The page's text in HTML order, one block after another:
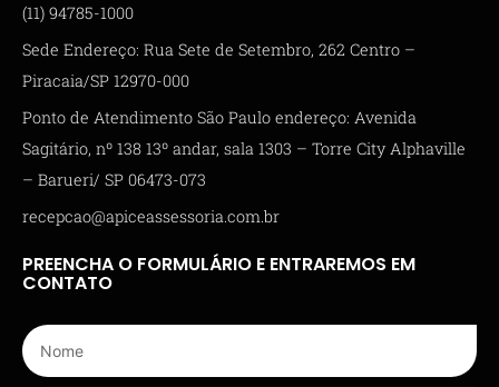
(11) 94785-1000
Sede Endereço: Rua Sete de Setembro, 262 Centro –
Piracaia/SP 12970-000
Ponto de Atendimento São Paulo endereço: Avenida
Sagitário, nº 138 13º andar, sala 1303 – Torre City Alphaville
– Barueri/ SP 06473-073
recepcao@apiceassessoria.com.br
PREENCHA O FORMULÁRIO E ENTRAREMOS EM
CONTATO